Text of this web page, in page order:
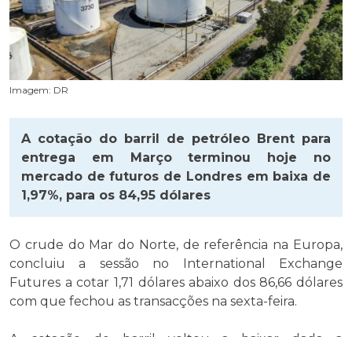
Imagem: DR
A cotação do barril de petróleo Brent para
entrega em Março terminou hoje no
mercado de futuros de Londres em baixa de
1,97%, para os 84,95 dólares
O crude do Mar do Norte, de referência na Europa,
concluiu a sessão no International Exchange
Futures a cotar 1,71 dólares abaixo dos 86,66 dólares
com que fechou as transacções na sexta-feira.